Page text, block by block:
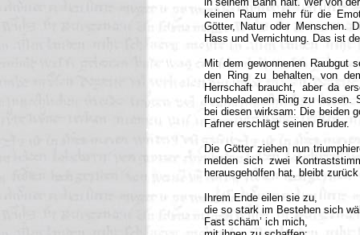
keinen Raum mehr für die
Götter, Natur oder Menschen.
Hass und Vernichtung. Das ist
Mit dem gewonnenen Raubgut
den Ring zu behalten, von
Herrschaft braucht, aber da
fluchbeladenen Ring zu lassen.
bei diesen wirksam: Die beiden
Fafner erschlägt seinen Bruder.
Die Götter ziehen nun
melden sich zwei
herausgeholfen hat, bleibt
Ihrem Ende eilen sie zu,
die so stark im Bestehen sich
Fast schäm’ ich mich,